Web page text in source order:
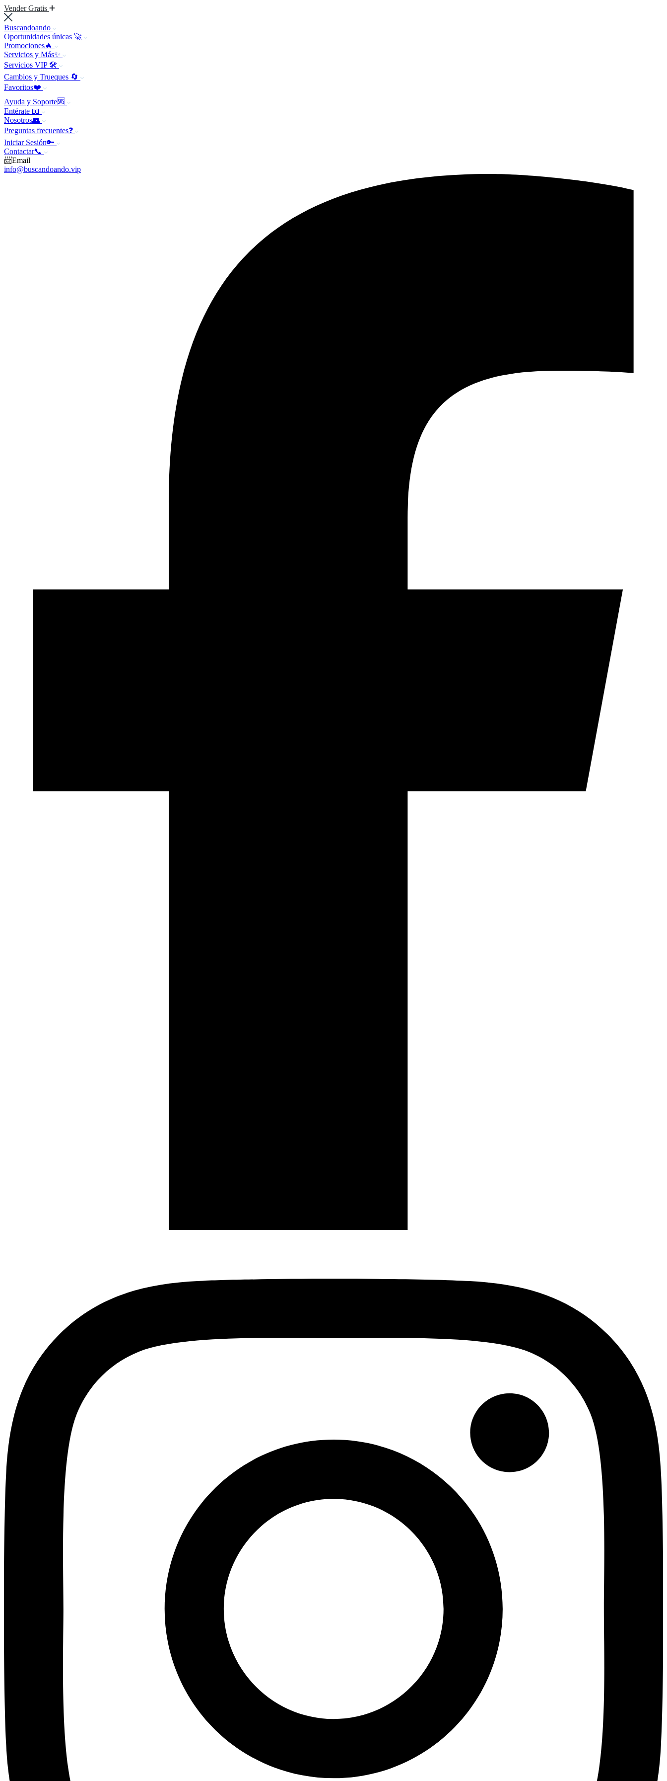
Vender Gratis
Buscandoando
Oportunidades únicas 🚀
Promociones🔥
Servicios y Más✨
Servicios VIP 🛠️
Cambios y Trueques 🔄
Favoritos❤️
Ayuda y Soporte🆘
Entérate 📖
Nosotros👥
Preguntas frecuentes❓
Iniciar Sesión🔑
Contactar📞
📨Email
info@buscandoando.vip